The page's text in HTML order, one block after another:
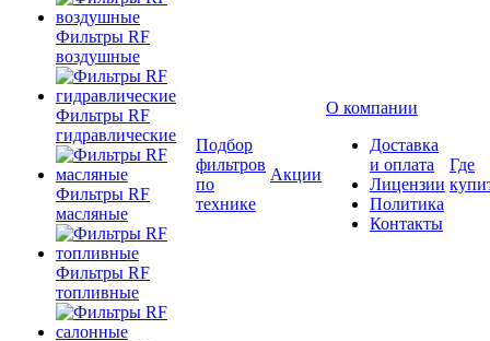
Фильтры RF
воздушные
Фильтры RF
гидравлические
Фильтры RF
масляные
Фильтры RF
топливные
Подбор
фильтров
по
технике
Акции
О компании
Доставка
и оплата
Лицензии
Политика
Контакты
Где